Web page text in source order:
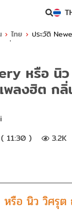
ไทย
ประวัติ
ลิ่นดอกไม้
หรือ นิ
พลงฮิต ก
11:30 )
3.2K
หรือ นิว วิศรุ